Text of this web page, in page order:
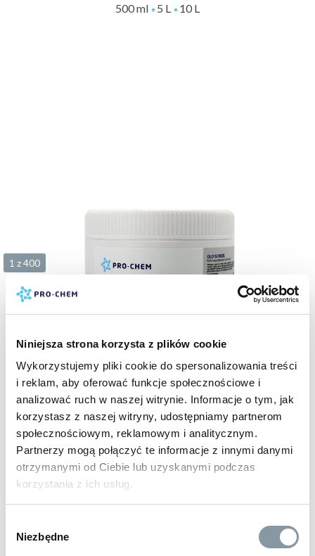
Niniejsza strona korzysta z plików cookie
Wykorzystujemy pliki cookie do spersonalizowania treści
i reklam, aby oferować funkcje społecznościowe i
analizować ruch w naszej witrynie. Informacje o tym, jak
korzystasz z naszej witryny, udostępniamy partnerom
społecznościowym, reklamowym i analitycznym.
Partnerzy mogą połączyć te informacje z innymi danymi
otrzymanymi od Ciebie lub uzyskanymi podczas
korzystania z ich usług.
zgody
Niezbędne
500 ml 5 L 10 L
15 zł brutto
OLD SCHOOL
wiórowa pasta do mycia rąk
kod: PC035
500 g
1 z 400